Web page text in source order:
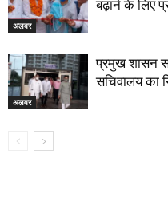
अलवर
बढ़ाने के लिए
अलवर
प्रमुख शासन
सचिवालय का